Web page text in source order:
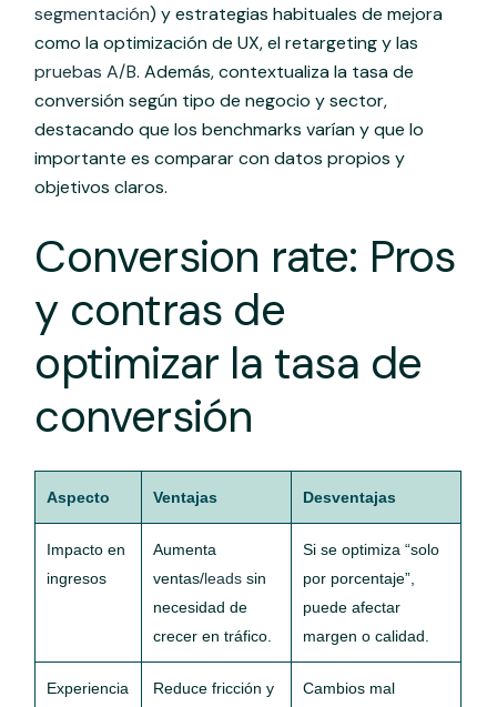
segmentación) y estrategias habituales de mejora
como la optimización de UX, el retargeting y las
pruebas A/B. Además, contextualiza la tasa de
conversión según tipo de negocio y sector,
destacando que los benchmarks varían y que lo
importante es comparar con datos propios y
objetivos claros.
Conversion rate: Pros
y contras de
optimizar la tasa de
conversión
Aspecto Ventajas Desventajas
Impacto en
ingresos
Aumenta
ventas/leads sin
necesidad de
crecer en tráfico.
Si se optimiza “solo
por porcentaje”,
puede afectar
margen o calidad.
Experiencia
Reduce fricción y
Cambios mal